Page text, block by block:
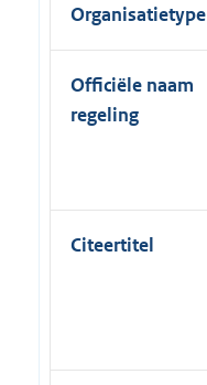
Organisatietype
Officiële naam
regeling
Citeertitel